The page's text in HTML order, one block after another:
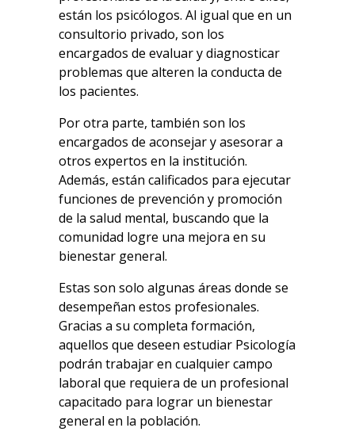
están los psicólogos. Al igual que en un
consultorio privado, son los
encargados de evaluar y diagnosticar
problemas que alteren la conducta de
los pacientes.
Por otra parte, también son los
encargados de aconsejar y asesorar a
otros expertos en la institución.
Además, están calificados para ejecutar
funciones de prevención y promoción
de la salud mental, buscando que la
comunidad logre una mejora en su
bienestar general.
Estas son solo algunas áreas donde se
desempeñan estos profesionales.
Gracias a su completa formación,
aquellos que deseen estudiar Psicología
podrán trabajar en cualquier campo
laboral que requiera de un profesional
capacitado para lograr un bienestar
general en la población.